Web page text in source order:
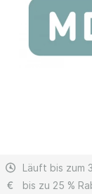
Läuft bis zum
bis zu 25 %